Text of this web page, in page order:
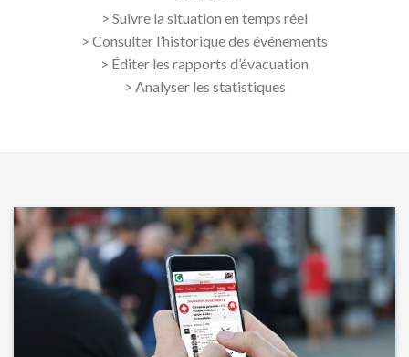
> Suivre la situation en temps réel
> Consulter l’historique des événements
> Éditer les rapports d’évacuation
> Analyser les statistiques